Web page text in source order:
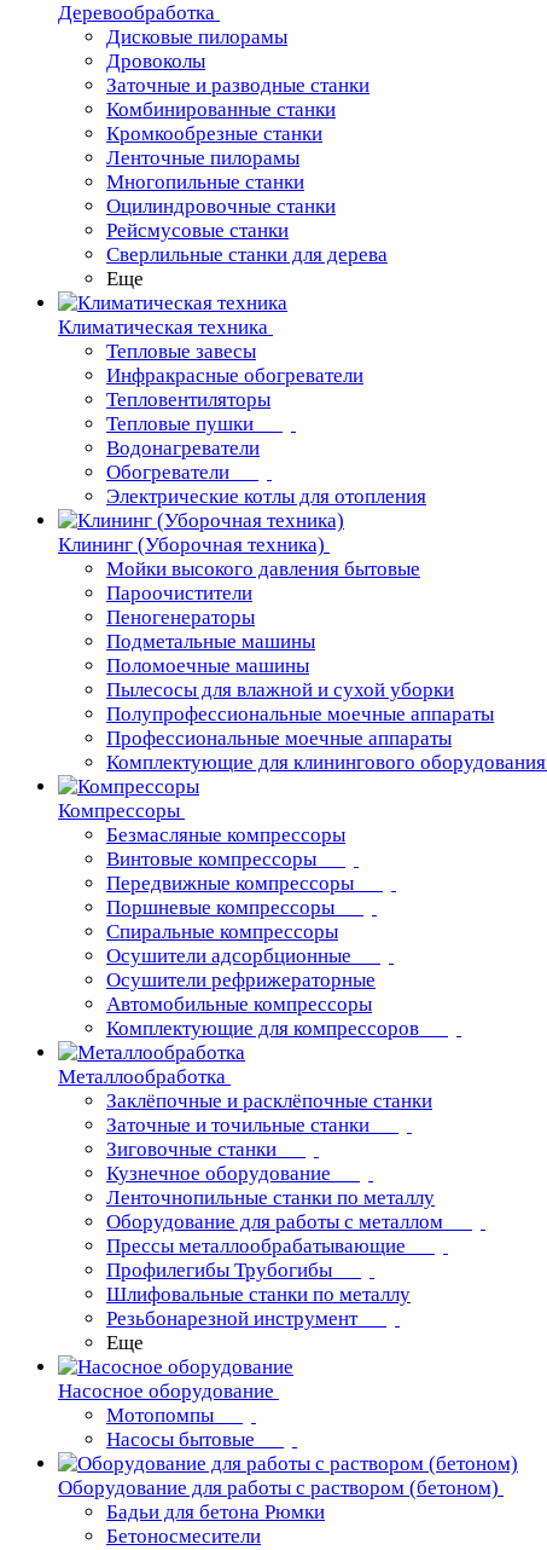
Деревообработка
Дисковые пилорамы
Дровоколы
Заточные и разводные станки
Комбинированные станки
Кромкообрезные станки
Ленточные пилорамы
Многопильные станки
Оцилиндровочные станки
Рейсмусовые станки
Сверлильные станки для дерева
Еще
Климатическая техника
Тепловые завесы
Инфракрасные обогреватели
Тепловентиляторы
Тепловые пушки
Водонагреватели
Обогреватели
Электрические котлы для отопления
Клининг (Уборочная техника)
Мойки высокого давления бытовые
Пароочистители
Пеногенераторы
Подметальные машины
Поломоечные машины
Пылесосы для влажной и сухой уборки
Полупрофессиональные моечные аппараты
Профессиональные моечные аппараты
Комплектующие для клинингового оборудования
Компрессоры
Безмасляные компрессоры
Винтовые компрессоры
Передвижные компрессоры
Поршневые компрессоры
Спиральные компрессоры
Осушители адсорбционные
Осушители рефрижераторные
Автомобильные компрессоры
Комплектующие для компрессоров
Металлообработка
Заклёпочные и расклёпочные станки
Заточные и точильные станки
Зиговочные станки
Кузнечное оборудование
Ленточнопильные станки по металлу
Оборудование для работы с металлом
Прессы металлообрабатывающие
Профилегибы Трубогибы
Шлифовальные станки по металлу
Резьбонарезной инструмент
Еще
Насосное оборудование
Мотопомпы
Насосы бытовые
Оборудование для работы с раствором (бетоном)
Бадьи для бетона Рюмки
Бетоносмесители